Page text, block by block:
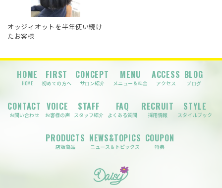
オッジィオットを半年使い続け
たお客様
HOME
HOME
FIRST
初めての方へ
CONCEPT
サロン紹介
MENU
メニュー＆料金
ACCESS
アクセス
BLOG
ブログ
CONTACT
お問い合わせ
VOICE
お客様の声
STAFF
スタッフ紹介
FAQ
よくある質問
RECRUIT
採用情報
STYLE
スタイルブック
PRODUCTS
店販商品
NEWS&TOPICS
ニュース＆トピックス
COUPON
特典